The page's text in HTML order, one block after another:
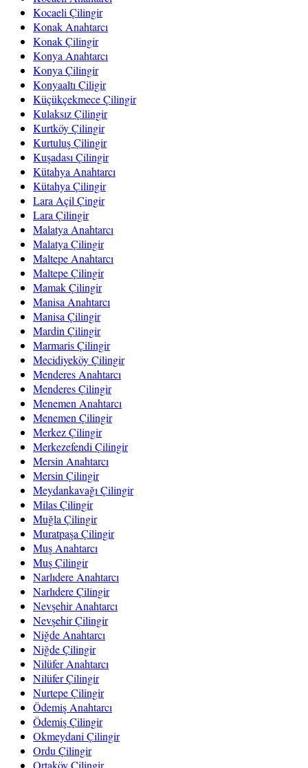
Kocaeli Çilingir
Konak Anahtarcı
Konak Çilingir
Konya Anahtarcı
Konya Çilingir
Konyaaltı Çiligir
Küçükçekmece Çilingir
Kulaksız Çilingir
Kurtköy Çilingir
Kurtuluş Çilingir
Kuşadası Çilingir
Kütahya Anahtarcı
Kütahya Çilingir
Lara Açil Çingir
Lara Çilingir
Malatya Anahtarcı
Malatya Çilingir
Maltepe Anahtarcı
Maltepe Çilingir
Mamak Çilingir
Manisa Anahtarcı
Manisa Çilingir
Mardin Çilingir
Marmaris Çilingir
Mecidiyeköy Çilingir
Menderes Anahtarcı
Menderes Çilingir
Menemen Anahtarcı
Menemen Çilingir
Merkez Çilingir
Merkezefendi Çilingir
Mersin Anahtarcı
Mersin Çilingir
Meydankavağı Çilingir
Milas Çilingir
Muğla Çilingir
Muratpaşa Çilingir
Muş Anahtarcı
Muş Çilingir
Narlıdere Anahtarcı
Narlıdere Çilingir
Nevşehir Anahtarcı
Nevşehir Çilingir
Niğde Anahtarcı
Niğde Çilingir
Nilüfer Anahtarcı
Nilüfer Çilingir
Nurtepe Çilingir
Ödemiş Anahtarcı
Ödemiş Çilingir
Okmeydani Çilingir
Ordu Çilingir
Ortaköy Çilingir